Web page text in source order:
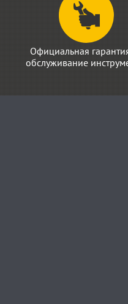
Официальная
обслуживание